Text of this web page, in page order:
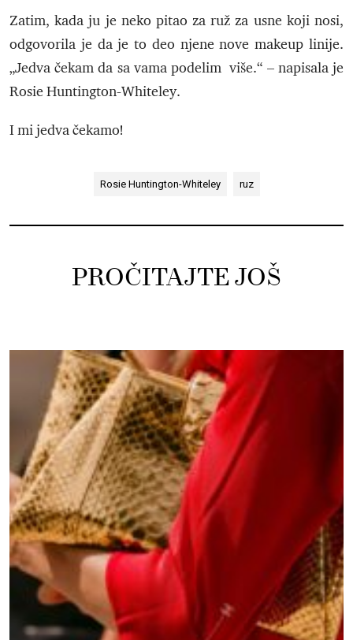
Zatim, kada ju je neko pitao za ruž za usne koji nosi,
odgovorila je da je to deo njene nove makeup linije.
„Jedva čekam da sa vama podelim više.“ – napisala je
Rosie Huntington-Whiteley.
I mi jedva čekamo!
Rosie Huntington-Whiteley ruz
PROČITAJTE JOŠ